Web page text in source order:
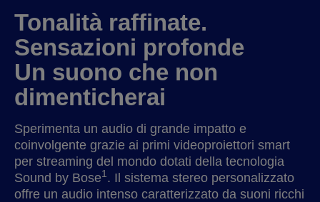
Tonalità raffinate.
Sensazioni profonde
Un suono che non
dimenticherai
Sperimenta un audio di grande impatto e
coinvolgente grazie ai primi videoproiettori smart
per streaming del mondo dotati della tecnologia
Sound by Bose1 . Il sistema stereo personalizzato
offre un audio intenso caratterizzato da suoni ricchi